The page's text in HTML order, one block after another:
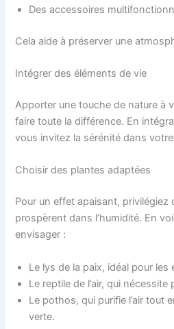
Des accessoires
Cela aide à préserver une
Intégrer des éléments de vie
Apporter une touche de nature à
faire toute la différence. En
vous invitez la sérénité dans
Choisir des plantes adaptées
Pour un effet apaisant, privilégiez
prospèrent dans l’humidité. En
envisager :
Le lys de la paix, idéal pour les
Le reptile de l’air, qui nécessite
Le pothos, qui purifie l’air tout
verte.